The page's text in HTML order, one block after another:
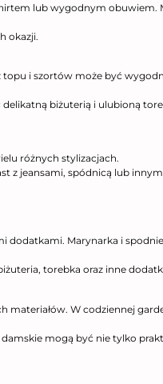
lub wygodnym obuwiem.
okazji.
i szortów może być
biżuterią i ulubioną
różnych stylizacjach.
z jeansami, spódnicą lub
Marynarka i
torebka oraz inne
W codziennej
mogą być nie tylko